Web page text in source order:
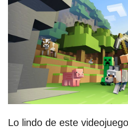
Lo lindo de este